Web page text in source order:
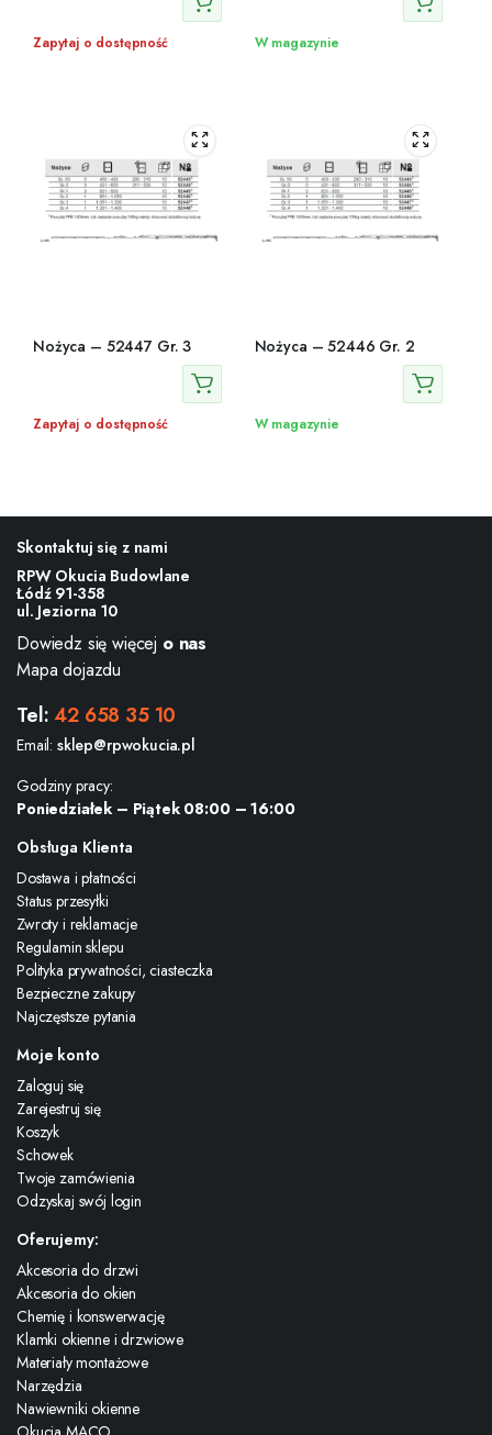
Zapytaj o dostępność W magazynie
Nożyca – 52447 Gr. 3
Zapytaj o dostępność
Nożyca – 52446 Gr. 2
W magazynie
Skontaktuj się z nami
RPW Okucia Budowlane
Łódź 91-358
ul. Jeziorna 10
Dowiedz się więcej o nas
Mapa dojazdu
Tel:42 658 35 10
Email: sklep@rpwokucia.pl
Godziny pracy:
Poniedziałek – Piątek 08:00 – 16:00
Obsługa Klienta
Dostawa i płatności
Status przesyłki
Zwroty i reklamacje
Regulamin sklepu
Polityka prywatności, ciasteczka
Bezpieczne zakupy
Najczęstsze pytania
Moje konto
Zaloguj się
Zarejestruj się
Koszyk
Schowek
Twoje zamówienia
Odzyskaj swój login
Oferujemy:
Akcesoria do drzwi
Akcesoria do okien
Chemię i konswerwację
Klamki okienne i drzwiowe
Materiały montażowe
Narzędzia
Nawiewniki okienne